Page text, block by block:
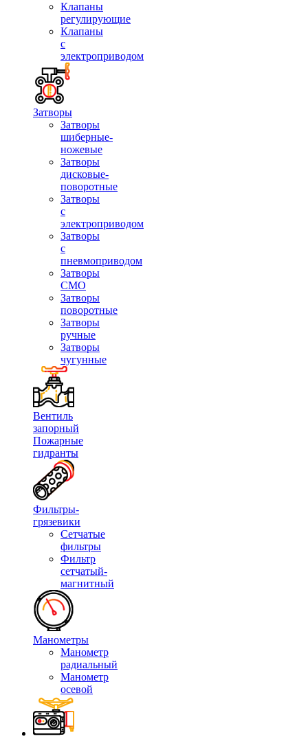
Клапаны
регулирующие
Клапаны
с
электроприводом
Затворы
Затворы
шиберные-
ножевые
Затворы
дисковые-
поворотные
Затворы
с
электроприводом
Затворы
с
пневмоприводом
Затворы
СМО
Затворы
поворотные
Затворы
ручные
Затворы
чугунные
Вентиль
запорный
Пожарные
гидранты
Фильтры-
грязевики
Сетчатые
фильтры
Фильтр
сетчатый-
магнитный
Манометры
Манометр
радиальный
Манометр
осевой